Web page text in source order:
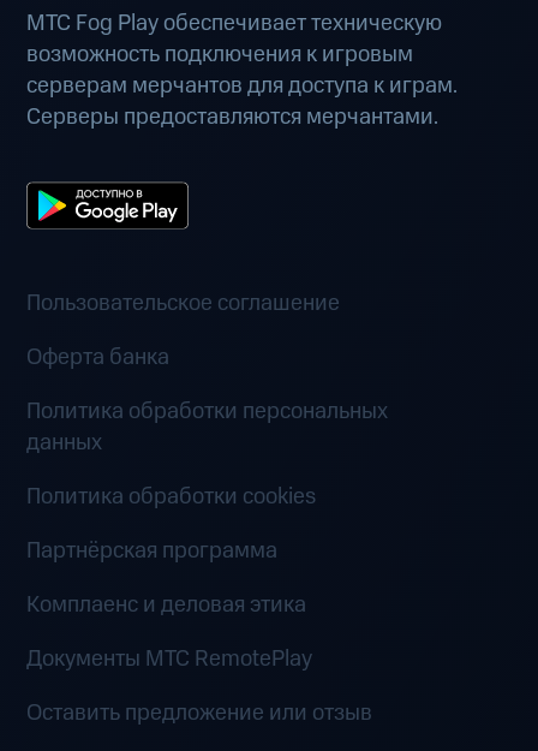
МТС Fog Play обеспечивает техническую
возможность подключения к игровым
серверам мерчантов для доступа к играм.
Серверы предоставляются мерчантами.
Пользовательское соглашение
Оферта банка
Политика обработки персональных
данных
Политика обработки cookies
Партнёрская программа
Комплаенс и деловая этика
Документы MTC RemotePlay
Оставить предложение или отзыв